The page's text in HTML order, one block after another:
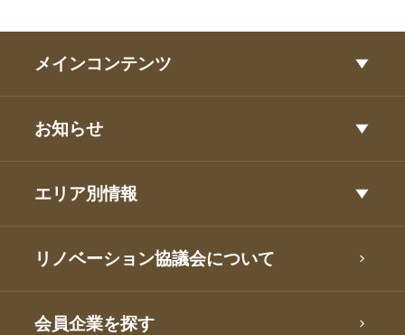
メインコンテンツ
お知らせ
エリア別情報
リノベーション協議会について
会員企業を探す